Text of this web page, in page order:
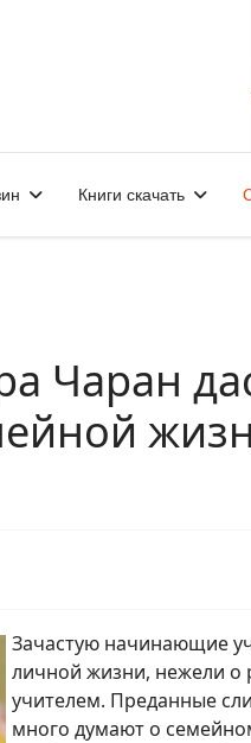
Книги скачать
Чаран
Зачастую начинающие
личной жизни, нежели о
учителем. Преданные
много думают о